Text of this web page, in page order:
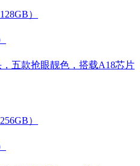
，五款抢眼靓色，搭载A18芯片